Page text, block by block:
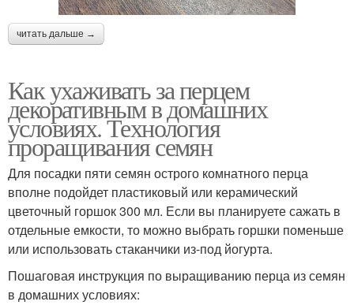
читать дальше →
Как ухаживать за перцем
декоративным в домашних
условиях. Технология
проращивания семян
Для посадки пяти семян острого комнатного перца
вполне подойдет пластиковый или керамический
цветочный горшок 300 мл. Если вы планируете сажать в
отдельные емкости, то можно выбрать горшки поменьше
или использовать стаканчики из-под йогурта.
Пошаговая инструкция по выращиванию перца из семян
в домашних условиях: